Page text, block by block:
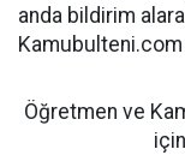
anda bildirim
Kamubulteni.com
Öğretmen ve